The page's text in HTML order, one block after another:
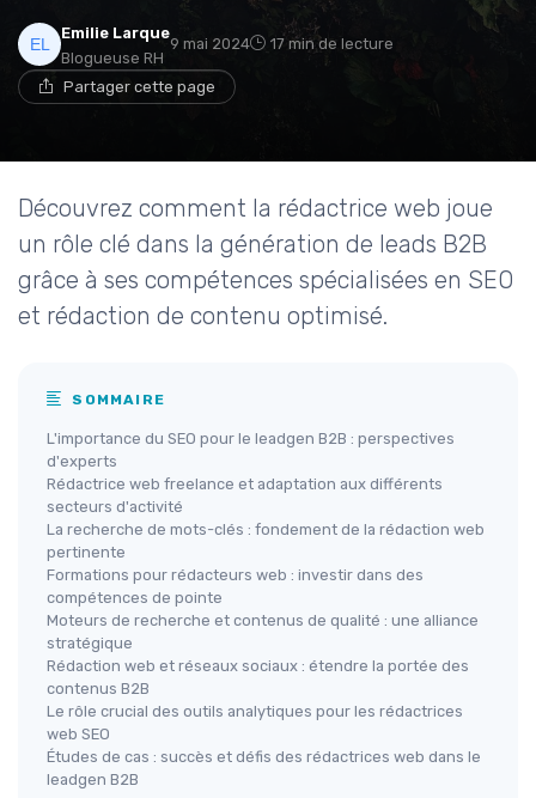
Emilie Larque
Blogueuse RH
9 mai 2024 17 min de lecture
Partager cette page
Découvrez comment la rédactrice web joue
un rôle clé dans la génération de leads B2B
grâce à ses compétences spécialisées en SEO
et rédaction de contenu optimisé.
SOMMAIRE
L'importance du SEO pour le leadgen B2B : perspectives
d'experts
Rédactrice web freelance et adaptation aux différents
secteurs d'activité
La recherche de mots-clés : fondement de la rédaction web
pertinente
Formations pour rédacteurs web : investir dans des
compétences de pointe
Moteurs de recherche et contenus de qualité : une alliance
stratégique
Rédaction web et réseaux sociaux : étendre la portée des
contenus B2B
Le rôle crucial des outils analytiques pour les rédactrices
web SEO
Études de cas : succès et défis des rédactrices web dans le
leadgen B2B